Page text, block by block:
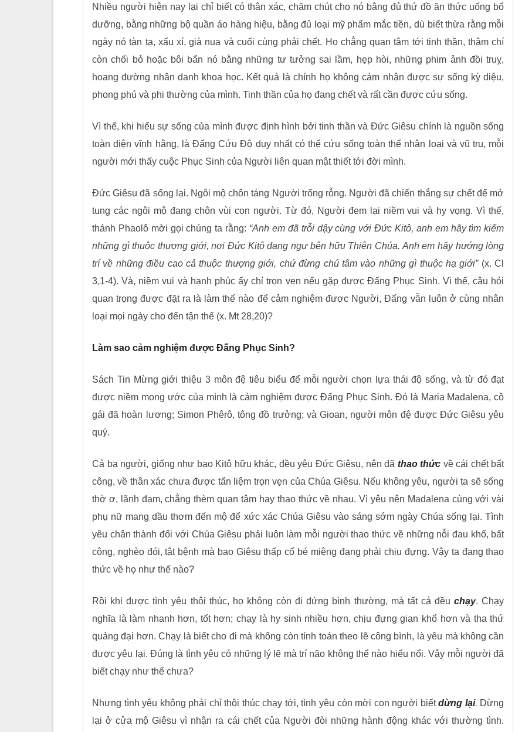
Nhiều người hiện nay lại chỉ biết có thân xác, chăm chút cho nó bằng đủ thứ đồ ăn thức uống bổ
dưỡng, bằng những bộ quần áo hàng hiệu, bằng đủ loại mỹ phẩm mắc tiền, dù biết thừa rằng mỗi
ngày nó tàn tạ, xấu xí, già nua và cuối cùng phải chết. Họ chẳng quan tâm tới tinh thần, thậm chí
còn chối bỏ hoặc bôi bẩn nó bằng những tư tưởng sai lầm, hẹp hòi, những phim ảnh đồi truỵ,
hoang đường nhân danh khoa học. Kết quả là chính họ không cảm nhận được sự sống kỳ diệu,
phong phú và phi thường của mình. Tinh thần của họ đang chết và rất cần được cứu sống.
Vì thế, khi hiểu sự sống của mình được định hình bởi tinh thần và Đức Giêsu chính là nguồn sống
toàn diện vĩnh hằng, là Đấng Cứu Độ duy nhất có thể cứu sống toàn thể nhân loại và vũ trụ, mỗi
người mới thấy cuộc Phục Sinh của Người liên quan mật thiết tới đời mình.
Đức Giêsu đã sống lại. Ngôi mộ chôn táng Người trống rỗng. Người đã chiến thắng sự chết để mở
tung các ngôi mộ đang chôn vùi con người. Từ đó, Người đem lại niềm vui và hy vọng. Vì thế,
thánh Phaolô mời gọi chúng ta rằng: “Anh em đã trỗi dậy cùng với Đức Kitô, anh em hãy tìm kiếm
những gì thuộc thượng giới, nơi Đức Kitô đang ngự bên hữu Thiên Chúa. Anh em hãy hướng lòng
trí về những điều cao cả thuộc thượng giới, chứ đừng chú tâm vào những gì thuộc hạ giới”(x. Cl
3,1-4). Và, niềm vui và hạnh phúc ấy chỉ trọn vẹn nếu gặp được Đấng Phục Sinh. Vì thế, câu hỏi
quan trọng được đặt ra là làm thế nào để cảm nghiệm được Người, Đấng vẫn luôn ở cùng nhân
loại mọi ngày cho đến tận thế (x. Mt 28,20)?
Làm sao cảm nghiệm được Đấng Phục Sinh?
Sách Tin Mừng giới thiệu 3 môn đệ tiêu biểu để mỗi người chọn lựa thái độ sống, và từ đó đạt
được niềm mong ước của mình là cảm nghiệm được Đấng Phục Sinh. Đó là Maria Madalena, cô
gái đã hoàn lương; Simon Phêrô, tông đồ trưởng; và Gioan, người môn đệ được Đức Giêsu yêu
quý.
Cả ba người, giống như bao Kitô hữu khác, đều yêu Đức Giêsu, nên đã thao thức về cái chết bất
công, về thân xác chưa được tẩn liệm trọn vẹn của Chúa Giêsu. Nếu không yêu, người ta sẽ sống
thờ ơ, lãnh đạm, chẳng thèm quan tâm hay thao thức về nhau. Vì yêu nên Madalena cùng với vài
phụ nữ mang dầu thơm đến mộ để xức xác Chúa Giêsu vào sáng sớm ngày Chúa sống lại. Tình
yêu chân thành đối với Chúa Giêsu phải luôn làm mỗi người thao thức về những nỗi đau khổ, bất
công, nghèo đói, tật bệnh mà bao Giêsu thấp cổ bé miệng đang phải chịu đựng. Vậy ta đang thao
thức về họ như thế nào?
Rồi khi được tình yêu thôi thúc, họ không còn đi đứng bình thường, mà tất cả đềuchạy. Chạy
nghĩa là làm nhanh hơn, tốt hơn; chạy là hy sinh nhiều hơn, chịu đựng gian khổ hơn và tha thứ
quảng đại hơn. Chạy là biết cho đi mà không còn tính toán theo lẽ công bình, là yêu mà không cần
được yêu lại. Đúng là tình yêu có những lý lẽ mà trí não không thể nào hiểu nổi. Vậy mỗi người đã
biết chạy như thế chưa?
Nhưng tình yêu không phải chỉ thôi thúc chạy tới, tình yêu còn mời con người biếtdừng lại. Dừng
lại ở cửa mộ Giêsu vì nhận ra cái chết của Người đòi những hành động khác với thường tình.